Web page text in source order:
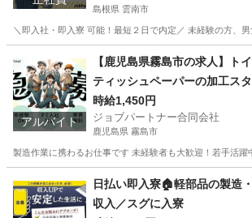
島根県 雲南市
＼即入社・即入寮 可能！最短２日で内定／ 未経験の方、
工場 未経験
アルバイト
【鹿児島県霧島市の求人】ト
ティッシュペーパーの加工ス
時給1,450円
ジョブパートナー合同会社
鹿児島県 霧島市
製造作業に携わるお仕事です 未経験者も大歓迎！若手
工場 スタッフ
日払い即入寮🏠軽部品の製造
収入／スグに入寮